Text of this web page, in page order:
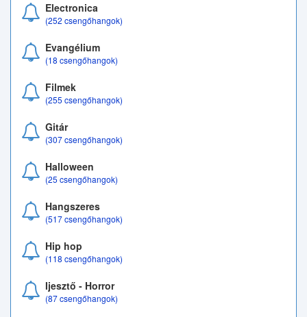
Electronica
(252 csengőhangok)
Evangélium
(18 csengőhangok)
Filmek
(255 csengőhangok)
Gitár
(307 csengőhangok)
Halloween
(25 csengőhangok)
Hangszeres
(517 csengőhangok)
Hip hop
(118 csengőhangok)
Ijesztő - Horror
(87 csengőhangok)